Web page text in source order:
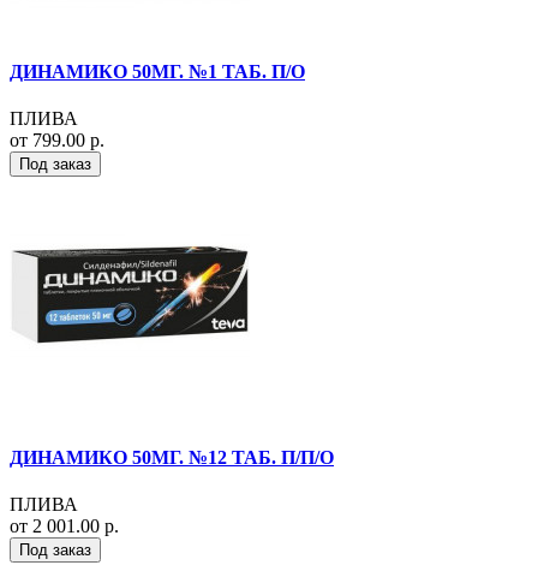
ДИНАМИКО 50МГ. №1 ТАБ. П/О
ПЛИВА
от 799.00 р.
Под заказ
ДИНАМИКО 50МГ. №12 ТАБ. П/П/О
ПЛИВА
от 2 001.00 р.
Под заказ